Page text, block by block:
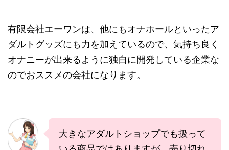
有限会社エーワンは、他にもオナホールといったア
ダルトグッズにも力を加えているので、気持ち良く
オナニーが出来るように独自に開発している企業な
のでおススメの会社になります。
大きなアダルトショップでも扱って